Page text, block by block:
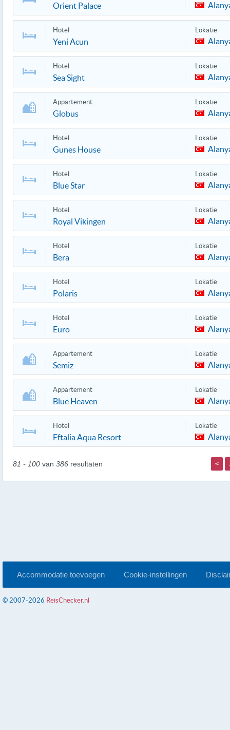
Orient Palace
Hotel
Yeni Acun
Lokatie
Hotel
Sea Sight
Lokatie
Appartement
Globus
Lokatie
Hotel
Gunes House
Lokatie
Hotel
Blue Star
Lokatie
Hotel
Royal Vikingen
Lokatie
Hotel
Bera
Lokatie
Hotel
Polaris
Lokatie
Hotel
Euro
Lokatie
Appartement
Semiz
Lokatie
Appartement
Blue Heaven
Lokatie
Hotel
Eftalia Aqua Resort
Lokatie
81 - 100 van 386 resultaten <
Accommodatie toevoegen Cookie-instellingen
© 2007-2026 ReisChecker.nl